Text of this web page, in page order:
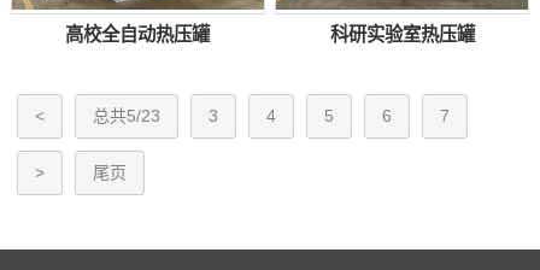
高校全自动热压罐 科研实验室热压罐
< 总共5/23 3 4 5 6 7
> 尾页